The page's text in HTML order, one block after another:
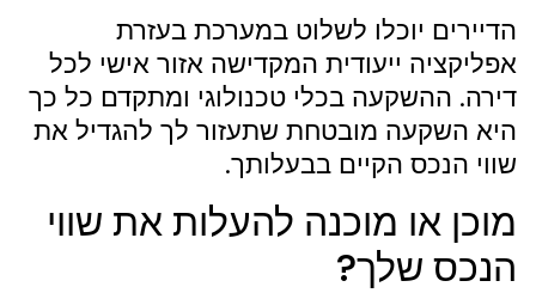
הדיירים יוכלו לשלוט במערכת בעזרת
אפליקציה ייעודית המקדישה אזור אישי לכל
דירה. ההשקעה בכלי טכנולוגי ומתקדם כל כך
היא השקעה מובטחת שתעזור לך להגדיל את
שווי הנכס הקיים בבעלותך.
מוכן או מוכנה להעלות את שווי
הנכס שלך?